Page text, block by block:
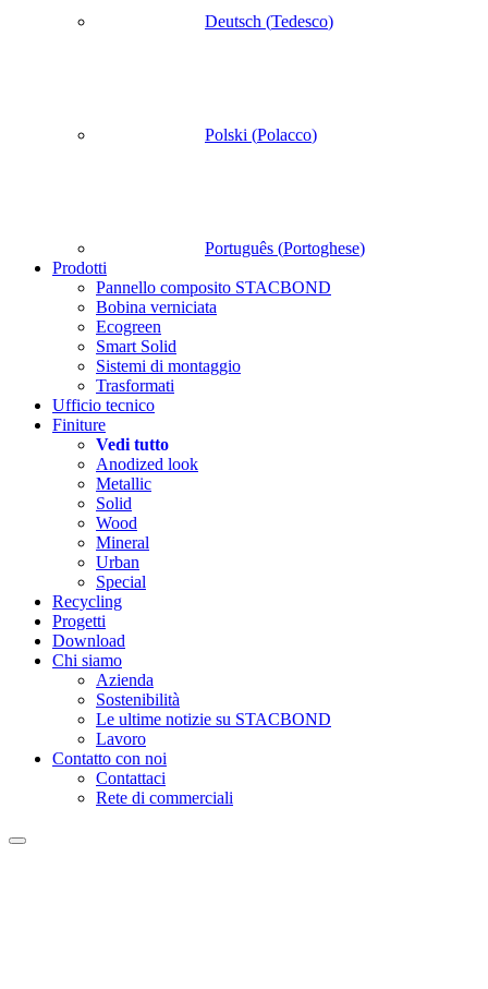
Deutsch (Tedesco)
Polski (Polacco)
Português (Portoghese)
Prodotti
Pannello composito STACBOND
Bobina verniciata
Ecogreen
Smart Solid
Sistemi di montaggio
Trasformati
Ufficio tecnico
Finiture
Vedi tutto
Anodized look
Metallic
Solid
Wood
Mineral
Urban
Special
Recycling
Progetti
Download
Chi siamo
Azienda
Sostenibilità
Le ultime notizie su STACBOND
Lavoro
Contatto con noi
Contattaci
Rete di commerciali